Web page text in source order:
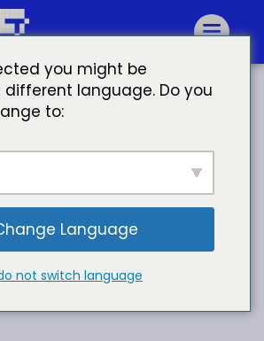
Kit de
Compatible
6 CEXV-3
GPR-6 C-EXV 3 Toner Kit
you might be
different language. Do you
to:
Language
not switch language